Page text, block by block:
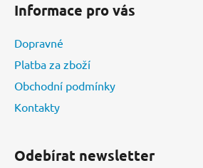
Informace pro vás
Dopravné
Platba za zboží
Obchodní podmínky
Kontakty
Odebírat newsletter